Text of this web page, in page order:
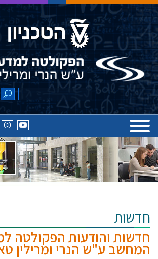
חדשות
חדשות והודעות הפקולטה
המחשב ע"ש הנרי ומרילין